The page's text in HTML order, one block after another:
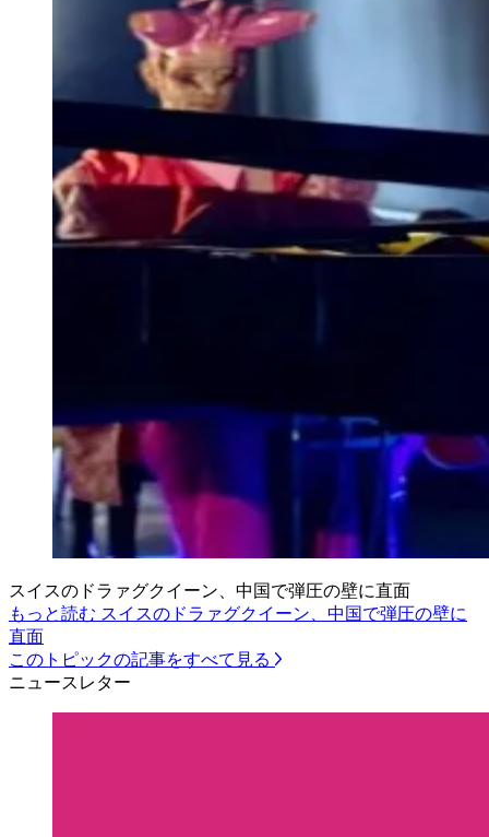
スイスのドラァグクイーン、中国で弾圧の壁に直面
もっと読む スイスのドラァグクイーン、中国で弾圧の壁に
直面
このトピックの記事をすべて見る
ニュースレター